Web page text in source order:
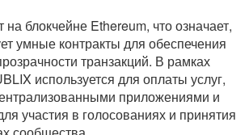
на блокчейне Ethereum, что означает,
умные контракты для обеспечения
транзакций. В рамках
используется для оплаты услуг,
приложениями и
участия в голосованиях и принятия